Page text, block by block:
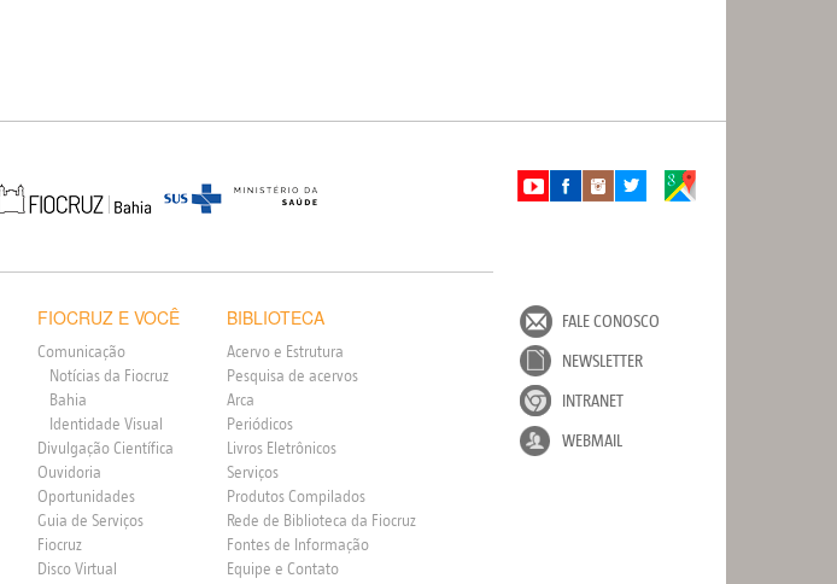
FIOCRUZ E VOCÊ
Comunicação
Notícias da Fiocruz
Bahia
Identidade Visual
Divulgação Científica
Ouvidoria
Oportunidades
Guia de Serviços
Fiocruz
Disco Virtual
BIBLIOTECA
Acervo e Estrutura
Pesquisa de acervos
Arca
Periódicos
Livros Eletrônicos
Serviços
Produtos Compilados
Rede de Biblioteca da Fiocruz
Fontes de Informação
Equipe e Contato
FALE CONOSCO
NEWSLETTER
INTRANET
WEBMAIL